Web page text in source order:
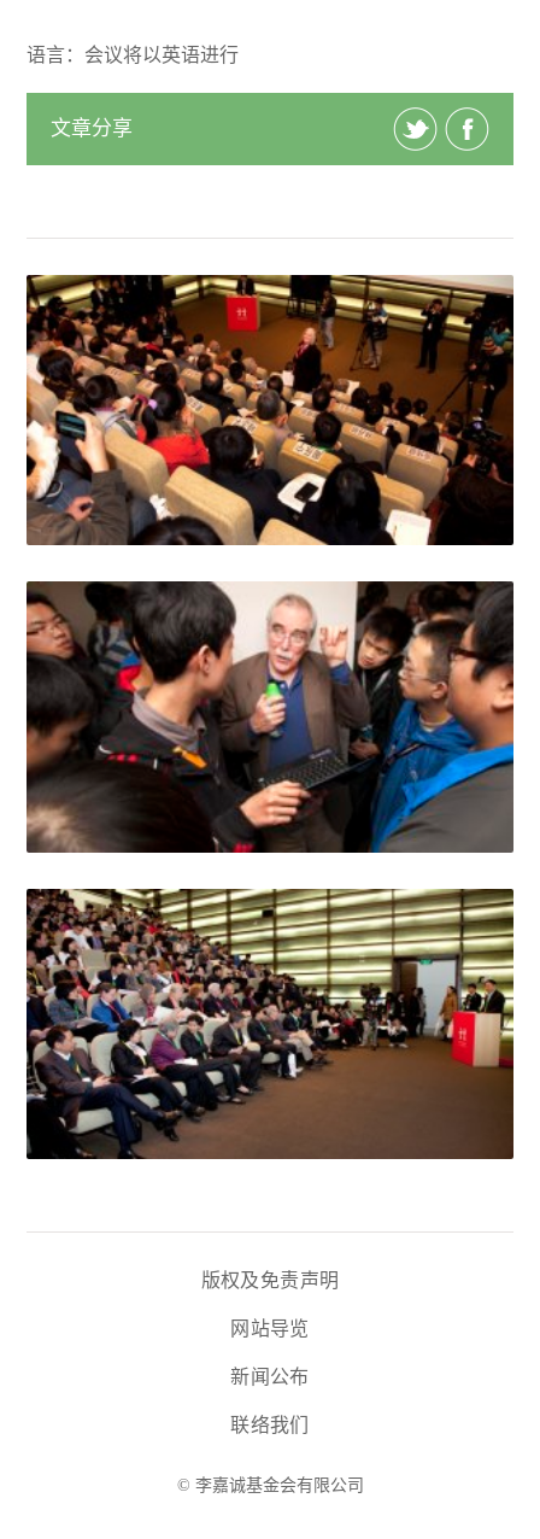
语言：会议将以英语进行
文章分享
版权及免责声明
网站导览
新闻公布
联络我们
© 李嘉诚基金会有限公司